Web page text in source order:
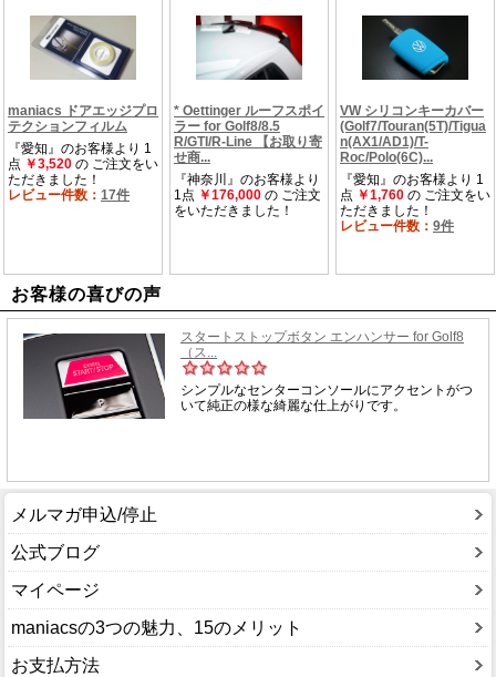
お客様の喜びの声
メルマガ申込/停止
公式ブログ
マイページ
maniacsの3つの魅力、15のメリット
お支払方法